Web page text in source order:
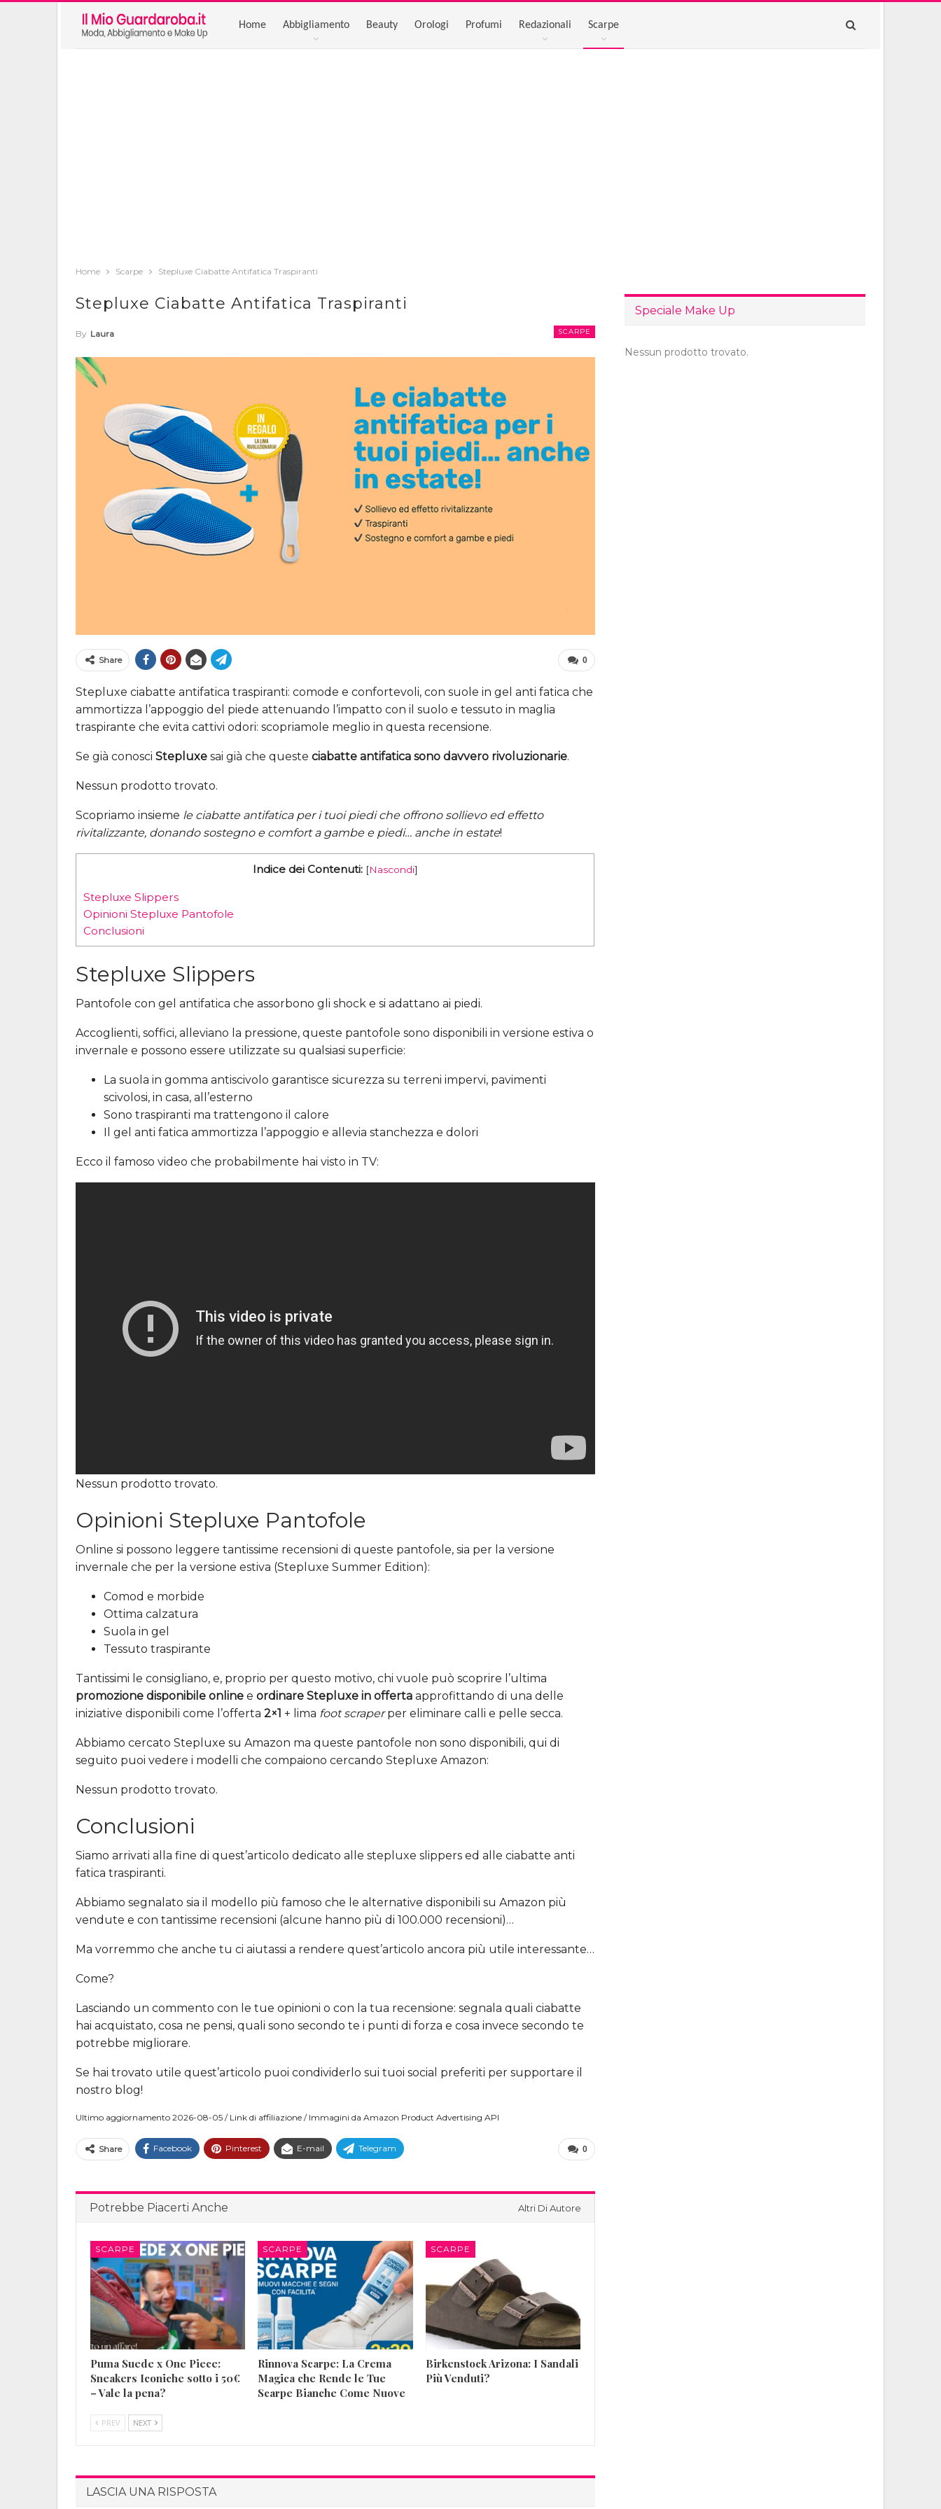
Home Abbigliamento Beauty Orologi Profumi Redazionali Scarpe
Home Scarpe Stepluxe Ciabatte Antifatica Traspiranti
Stepluxe Ciabatte Antifatica Traspiranti
SCARPE
By Laura
0
Share
Stepluxe ciabatte antifatica traspiranti: comode e confortevoli, con suole in gel anti fatica che
ammortizza l’appoggio del piede attenuando l’impatto con il suolo e tessuto in maglia
traspirante che evita cattivi odori: scopriamole meglio in questa recensione.
Se già conosci Stepluxe sai già che queste ciabatte antifatica sono davvero rivoluzionarie.
Nessun prodotto trovato.
Scopriamo insieme le ciabatte antifatica per i tuoi piedi che offrono sollievo ed effetto
rivitalizzante, donando sostegno e comfort a gambe e piedi… anche in estate!
Indice dei Contenuti: [Nascondi]
Stepluxe Slippers
Opinioni Stepluxe Pantofole
Conclusioni
Stepluxe Slippers
Pantofole con gel antifatica che assorbono gli shock e si adattano ai piedi.
Accoglienti, soffici, alleviano la pressione, queste pantofole sono disponibili in versione estiva o
invernale e possono essere utilizzate su qualsiasi superficie:
La suola in gomma antiscivolo garantisce sicurezza su terreni impervi, pavimenti
scivolosi, in casa, all’esterno
Sono traspiranti ma trattengono il calore
Il gel anti fatica ammortizza l’appoggio e allevia stanchezza e dolori
Ecco il famoso video che probabilmente hai visto in TV:
Nessun prodotto trovato.
Opinioni Stepluxe Pantofole
Online si possono leggere tantissime recensioni di queste pantofole, sia per la versione
invernale che per la versione estiva (Stepluxe Summer Edition):
Comod e morbide
Ottima calzatura
Suola in gel
Tessuto traspirante
Tantissimi le consigliano, e, proprio per questo motivo, chi vuole può scoprire l’ultima
promozione disponibile online e ordinare Stepluxe in offerta approfittando di una delle
iniziative disponibili come l’offerta 2×1 + lima foot scraperper eliminare calli e pelle secca.
Abbiamo cercato Stepluxe su Amazon ma queste pantofole non sono disponibili, qui di
seguito puoi vedere i modelli che compaiono cercando Stepluxe Amazon:
Nessun prodotto trovato.
Conclusioni
Siamo arrivati alla fine di quest’articolo dedicato alle stepluxe slippers ed alle ciabatte anti
fatica traspiranti.
Abbiamo segnalato sia il modello più famoso che le alternative disponibili su Amazon più
vendute e con tantissime recensioni (alcune hanno più di 100.000 recensioni)…
Ma vorremmo che anche tu ci aiutassi a rendere quest’articolo ancora più utile interessante…
Come?
Lasciando un commento con le tue opinioni o con la tua recensione: segnala quali ciabatte
hai acquistato, cosa ne pensi, quali sono secondo te i punti di forza e cosa invece secondo te
potrebbe migliorare.
Se hai trovato utile quest’articolo puoi condividerlo sui tuoi social preferiti per supportare il
nostro blog!
Ultimo aggiornamento 2026-08-05 / Link di affiliazione / Immagini da Amazon Product Advertising API
0
Share Facebook Pinterest E-mail Telegram
Potrebbe Piacerti Anche Altri Di Autore
SCARPE
Puma Suede x One Piece:
Sneakers Iconiche sotto i 50€
– Vale la pena?
SCARPE
Rinnova Scarpe: La Crema
Magica che Rende le Tue
Scarpe Bianche Come Nuove
SCARPE
Birkenstock Arizona: I Sandali
Più Venduti?
PREV NEXT
LASCIA UNA RISPOSTA
Speciale Make Up
Nessun prodotto trovato.